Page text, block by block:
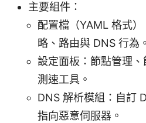
主要組件：
配置檔（YAML 格式
略、路由與 DNS 行為。
設定面板：節點管理
測速工具。
DNS 解析模組：自訂
指向惡意伺服器。